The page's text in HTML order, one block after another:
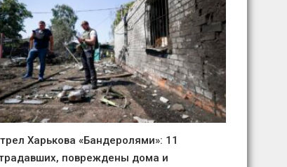
Харькова «Бандеролями»: 11
повреждены дома и